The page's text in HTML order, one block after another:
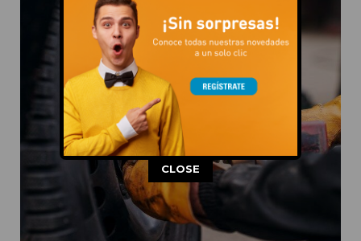
This popup will close in:11
CLOSE